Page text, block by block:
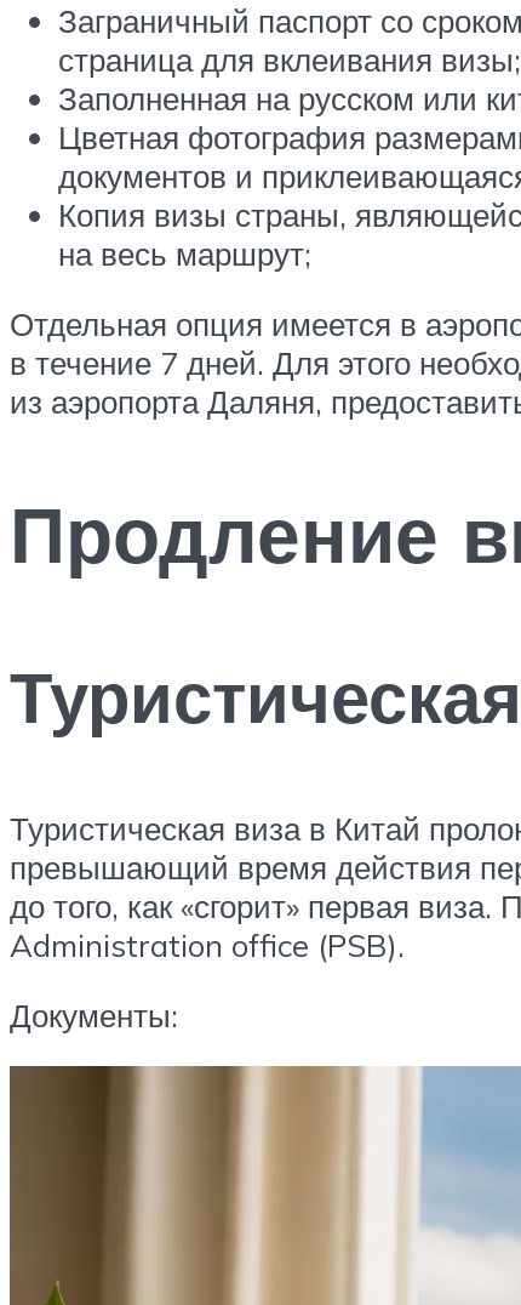
Заграничный паспорт со
страница для вклеивания визы;
Заполненная на русском или
Цветная фотография
документов и
Копия визы страны,
на весь маршрут;
Отдельная опция имеется в
в течение 7 дней. Для этого
из аэропорта Даляня,
Продление
Туристическая
Туристическая виза в Китай
превышающий время действия
до того, как «сгорит» первая
Administration office (PSB).
Документы: